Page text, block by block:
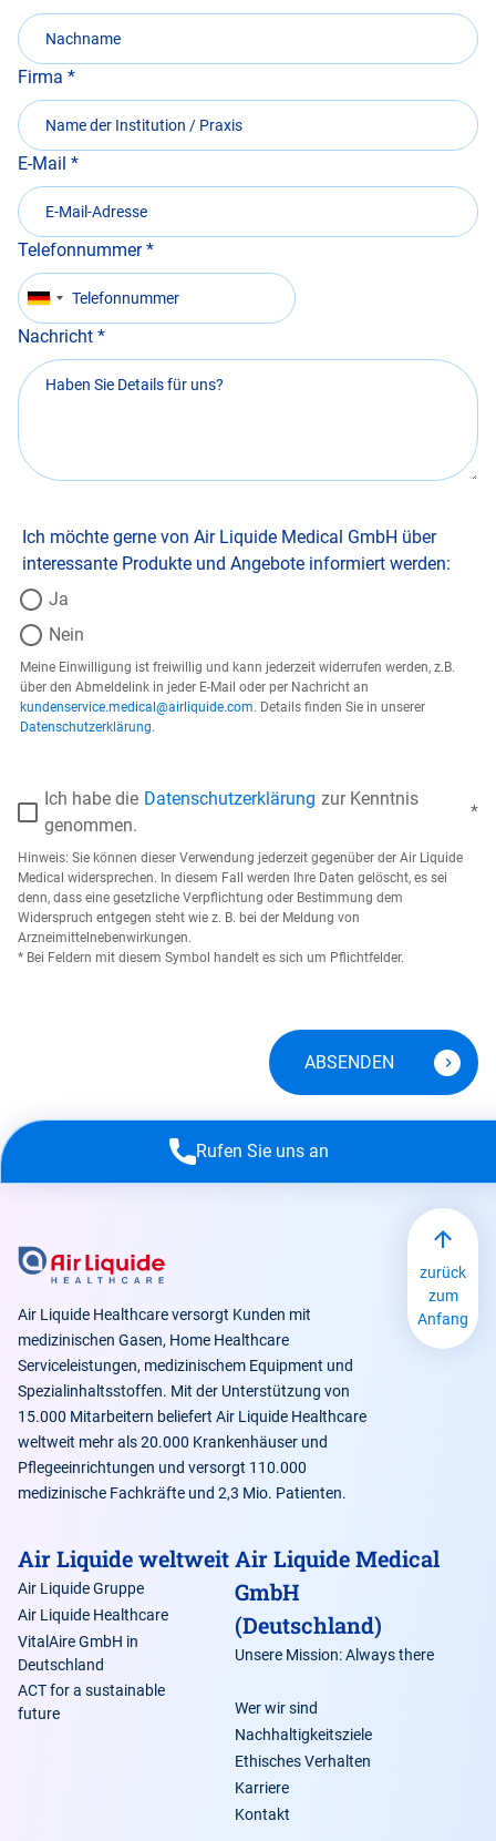
Rufen Sie uns an
Firma
E-Mail
Telefonnummer
Nachricht
Ich möchte gerne von Air Liquide Medical GmbH über
interessante Produkte und Angebote informiert werden:
Ja
Nein
Meine Einwilligung ist freiwillig und kann jederzeit widerrufen werden, z.B.
über den Abmeldelink in jeder E-Mail oder per Nachricht an
kundenservice.medical@airliquide.com. Details finden Sie in unserer
Datenschutzerklärung.
Ich habe die Datenschutzerklärung zur Kenntnis
genommen.
Hinweis: Sie können dieser Verwendung jederzeit gegenüber der Air Liquide
Medical widersprechen. In diesem Fall werden Ihre Daten gelöscht, es sei
denn, dass eine gesetzliche Verpflichtung oder Bestimmung dem
Widerspruch entgegen steht wie z. B. bei der Meldung von
Arzneimittelnebenwirkungen.
* Bei Feldern mit diesem Symbol handelt es sich um Pflichtfelder.
Air Liquide Healthcare versorgt Kunden mit
medizinischen Gasen, Home Healthcare
Serviceleistungen, medizinischem Equipment und
Spezialinhaltsstoffen. Mit der Unterstützung von
15.000 Mitarbeitern beliefert Air Liquide Healthcare
weltweit mehr als 20.000 Krankenhäuser und
Pflegeeinrichtungen und versorgt 110.000
medizinische Fachkräfte und 2,3 Mio. Patienten.
Air Liquide weltweit
Air Liquide Gruppe
Air Liquide Healthcare
VitalAire GmbH in
Deutschland
ACT for a sustainable
future
Air Liquide Medical
GmbH
(Deutschland)
Unsere Mission: Always there
Wer wir sind
Nachhaltigkeitsziele
Ethisches Verhalten
Karriere
Kontakt
zurück
zum
Anfang